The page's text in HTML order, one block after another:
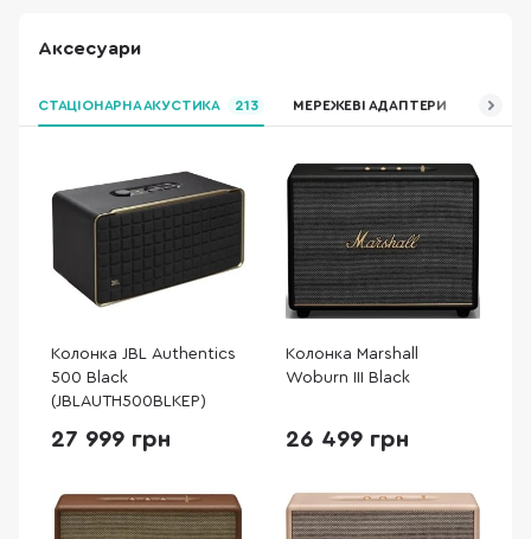
Аксесуари
СТАЦІОНАРНА АКУСТИКА 213 МЕРЕЖЕВІ АДАПТЕРИ WI-FI
Колонка JBL Authentics
500 Black
(JBLAUTH500BLKEP)
27 999 грн
Колонка Marshall
Woburn III Black
26 499 грн